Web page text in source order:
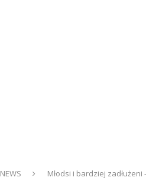
NEWS Młodsi i bardziej